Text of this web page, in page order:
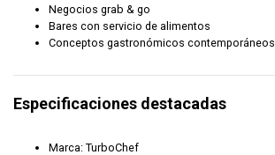
Negocios grab & go
Bares con servicio de alimentos
Conceptos gastronómicos contemporáneos
Especificaciones destacadas
Marca: TurboChef